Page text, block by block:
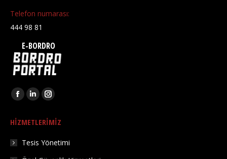
Telefon numarası:
444 98 81
E-BORDRO
Find us on:
HIZMETLERIMIZ
Tesis Yönetimi